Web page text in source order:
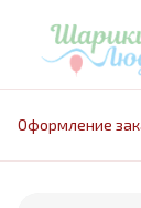
Оформление